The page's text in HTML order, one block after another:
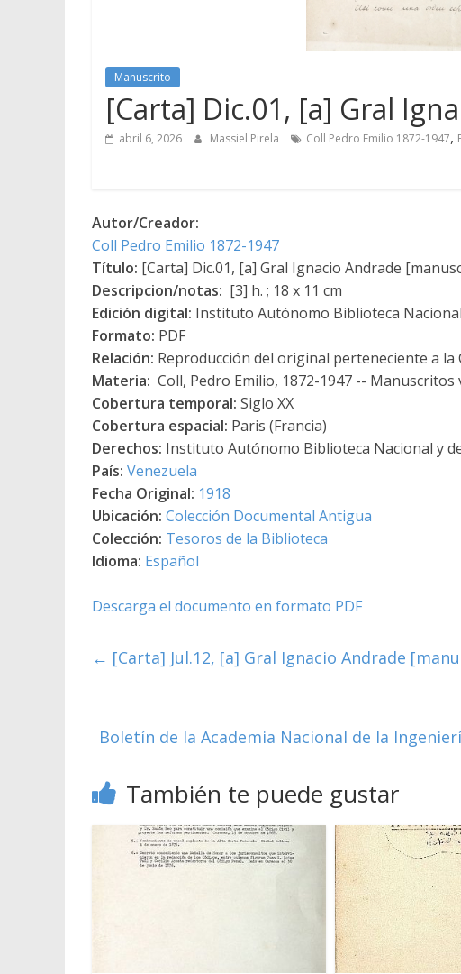
Manuscrito
[Carta] Dic.01, [a] Gral
abril 6, 2026 Massiel Pirela Coll Pedro Emilio 1872-1947,
Autor/Creador:
Coll Pedro Emilio 1872-1947
Título: [Carta] Dic.01, [a] Gral Ignacio Andrade
Descripcion/notas: [3] h. ; 18 x 11 cm
Edición digital: Instituto Autónomo Biblioteca
Formato: PDF
Relación: Reproducción del original perteneciente a
Materia: Coll, Pedro Emilio, 1872-1947 -- Manuscritos
Cobertura temporal: Siglo XX
Cobertura espacial: Paris (Francia)
Derechos: Instituto Autónomo Biblioteca Nacional y
País: Venezuela
Fecha Original: 1918
Ubicación: Colección Documental Antigua
Colección: Tesoros de la Biblioteca
Idioma: Español
Descarga el documento en formato PDF
← [Carta] Jul.12, [a] Gral Ignacio Andrade
Boletín de la Academia Nacional de la
También te puede gustar